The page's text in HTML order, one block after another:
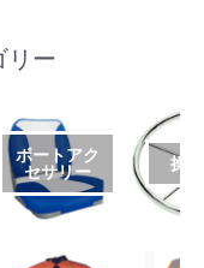
リー
ボートアク
セサリー
操